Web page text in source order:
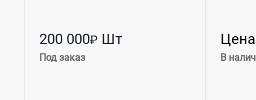
200 000₽ Шт
Под заказ В